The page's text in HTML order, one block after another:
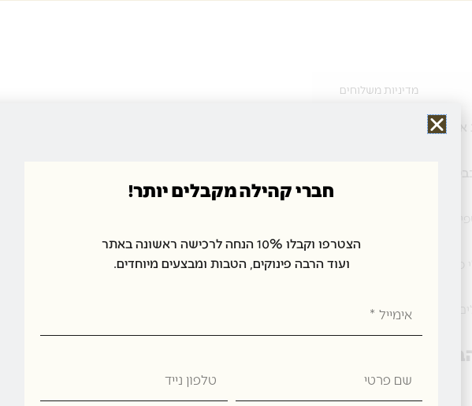
מדיניות משלוחים
המשרד, עם עיטור ייחודי ויפייפה.
למיוחדת ויוקרתית.
התואמים בסגנון לכד זה וכך ליצור סט כדים מרהיב לשילוב מיוחד.
פרחים. ניתן לשים בו פרחים חיים או פרחים מלאכותיים המתאימים לסגנון הבית.
שלנו יכולים להתאים כמתנה לחגים ואירועים מיוחדים, חנוכת בית ומשרד, מתנה לחינה או
וגלריית מתנות בחנות תנובת כנרת:
חברי קהילה מקבלים יותר!
הצטרפו וקבלו 10% הנחה לרכישה ראשונה באתר
ועוד הרבה פינוקים, הטבות ומבצעים מיוחדים.
פרטי
נייד